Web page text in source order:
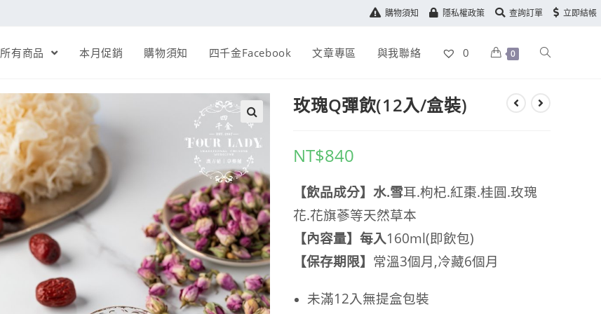
購物須知 隱私權政策 查詢訂單 立即結帳
所有商品 本月促銷 購物須知 四千金Facebook 文章專區 與我聯絡 0 0
玫瑰Q彈飲(12入/盒裝)
NT$840
【飲品成分】水.雪耳.枸杞.紅棗.桂圓.玫瑰
花.花旗蔘等天然草本
【內容量】每入160ml(即飲包)
【保存期限】 常溫3個月,冷藏6個月
未滿12入無提盒包裝